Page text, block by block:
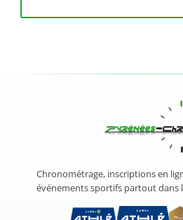
Chronométrage, inscriptions en
événements sportifs partout dans